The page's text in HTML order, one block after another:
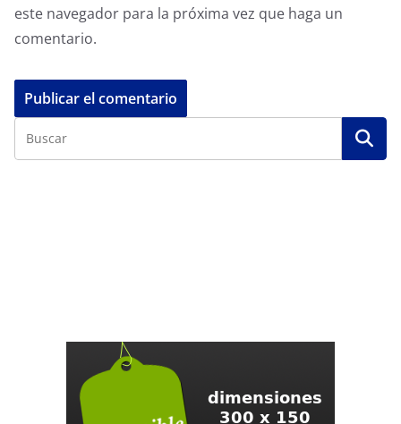
este navegador para la próxima vez que haga un
comentario.